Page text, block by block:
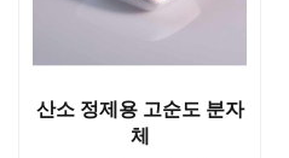
산소 정제용 고순도 분자
체